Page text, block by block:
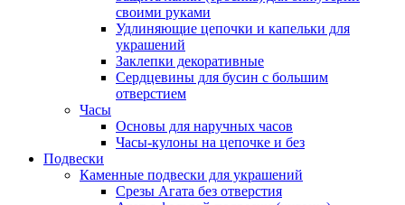
своими руками
Удлиняющие цепочки и капельки для
украшений
Заклепки декоративные
Сердцевины для бусин с большим
отверстием
Часы
Основы для наручных часов
Часы-кулоны на цепочке и без
Подвески
Каменные подвески для украшений
Срезы Агата без отверстия